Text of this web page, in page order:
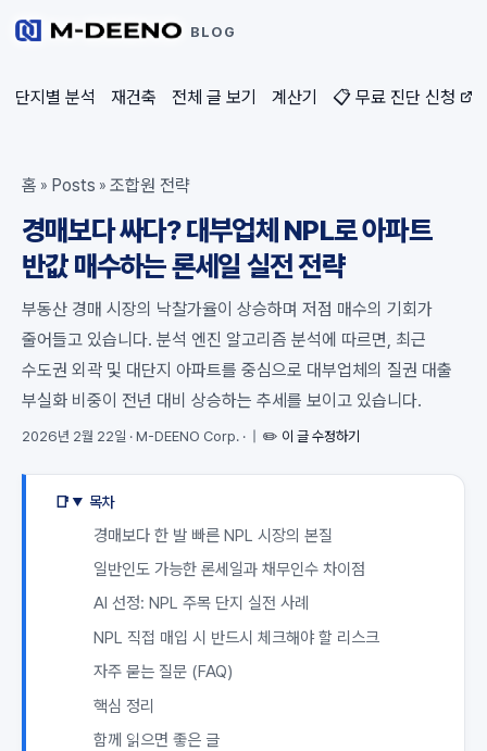
BLOG
단지별 분석 재건축 전체 글 보기 계산기 📋 무료 진단 신청
홈 » Posts » 조합원 전략
경매보다 싸다? 대부업체 NPL로 아파트
반값 매수하는 론세일 실전 전략
부동산 경매 시장의 낙찰가율이 상승하며 저점 매수의 기회가
줄어들고 있습니다. 분석 엔진 알고리즘 분석에 따르면, 최근
수도권 외곽 및 대단지 아파트를 중심으로 대부업체의 질권 대출
부실화 비중이 전년 대비 상승하는 추세를 보이고 있습니다.
2026년 2월 22일 · M-DEENO Corp. · ✏️ 이 글 수정하기
목차
경매보다 한 발 빠른 NPL 시장의 본질
일반인도 가능한 론세일과 채무인수 차이점
AI 선정: NPL 주목 단지 실전 사례
NPL 직접 매입 시 반드시 체크해야 할 리스크
자주 묻는 질문 (FAQ)
핵심 정리
함께 읽으면 좋은 글